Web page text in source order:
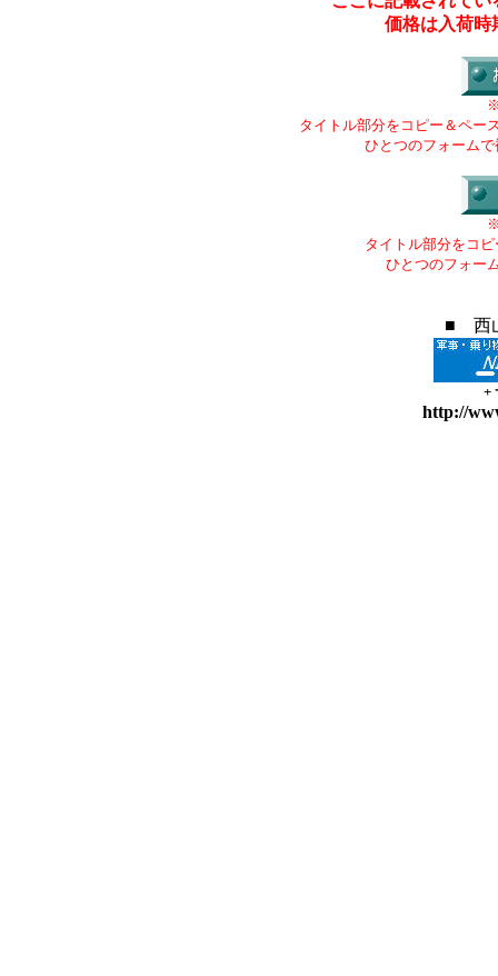
価格は入荷時
タイトル部分をコピー＆ペー
ひとつのフォーム
タイトル部分をコ
ひとつのフォー
■ 西
+
http://